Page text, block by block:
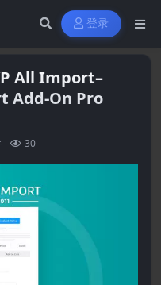
登录
All Import–
Add-On Pro
30